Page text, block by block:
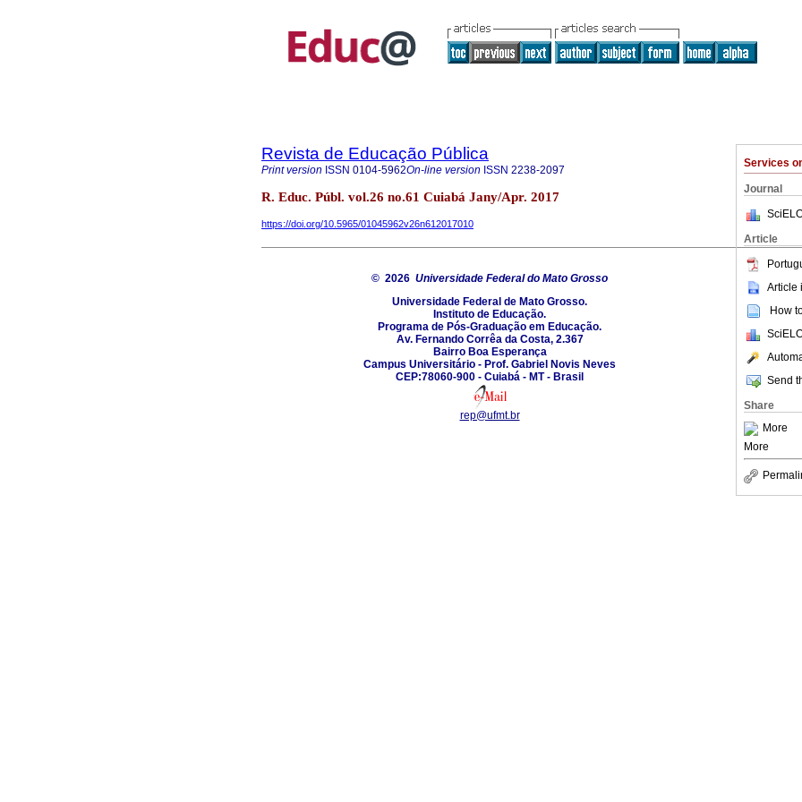
Services
Journal
Article
Article
How
Send
Share
More
More
Revista de Educação Pública
Print version ISSN 0104-5962On-line version ISSN 2238-2097
R. Educ. Públ. vol.26 no.61 Cuiabá Jany/Apr. 2017
https://doi.org/10.5965/01045962v26n612017010
© 2026 Universidade Federal do Mato Grosso
Universidade Federal de Mato Grosso.
Instituto de Educação.
Programa de Pós-Graduação em Educação.
Av. Fernando Corrêa da Costa, 2.367
Bairro Boa Esperança
Campus Universitário - Prof. Gabriel Novis Neves
CEP:78060-900 - Cuiabá - MT - Brasil
rep@ufmt.br